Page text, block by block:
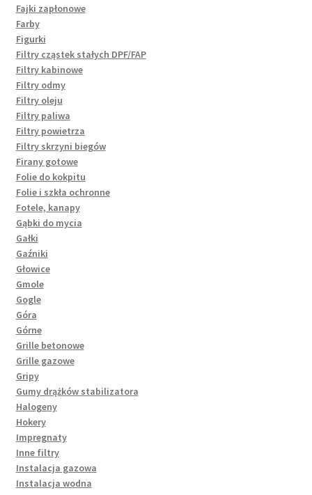
Fajki zapłonowe
Farby
Figurki
Filtry cząstek stałych DPF/FAP
Filtry kabinowe
Filtry odmy
Filtry oleju
Filtry paliwa
Filtry powietrza
Filtry skrzyni biegów
Firany gotowe
Folie do kokpitu
Folie i szkła ochronne
Fotele, kanapy
Gąbki do mycia
Gałki
Gaźniki
Głowice
Gmole
Gogle
Góra
Górne
Grille betonowe
Grille gazowe
Gripy
Gumy drążków stabilizatora
Halogeny
Hokery
Impregnaty
Inne filtry
Instalacja gazowa
Instalacja wodna